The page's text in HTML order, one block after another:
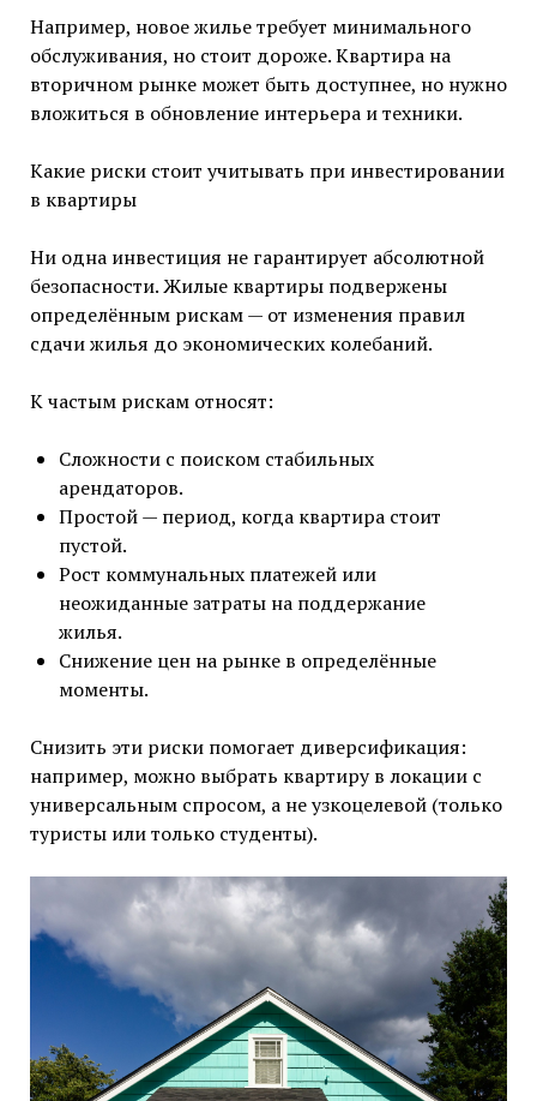
Например, новое жилье требует минимального
обслуживания, но стоит дороже. Квартира на
вторичном рынке может быть доступнее, но нужно
вложиться в обновление интерьера и техники.
Какие риски стоит учитывать при инвестировании
в квартиры
Ни одна инвестиция не гарантирует абсолютной
безопасности. Жилые квартиры подвержены
определённым рискам — от изменения правил
сдачи жилья до экономических колебаний.
К частым рискам относят:
Сложности с поиском стабильных
арендаторов.
Простой — период, когда квартира стоит
пустой.
Рост коммунальных платежей или
неожиданные затраты на поддержание
жилья.
Снижение цен на рынке в определённые
моменты.
Снизить эти риски помогает диверсификация:
например, можно выбрать квартиру в локации с
универсальным спросом, а не узкоцелевой (только
туристы или только студенты).